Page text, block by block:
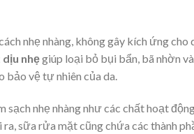
nhẹ nhàng, không gây kích ứng cho
nhẹgiúp loại bỏ bụi bẩn, bã nhờn và
bảo vệ tự nhiên của da.
sạch nhẹ nhàng như các chất hoạt
sữa rửa mặt cũng chứa các thành